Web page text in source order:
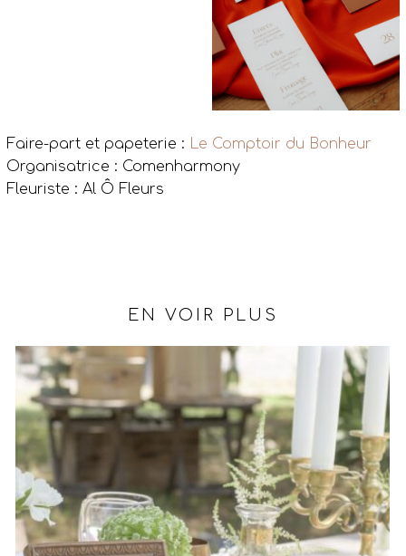
Faire-part et papeterie : Le Comptoir du Bonheur
Organisatrice : Comenharmony
Fleuriste : Al Ô Fleurs
EN VOIR PLUS